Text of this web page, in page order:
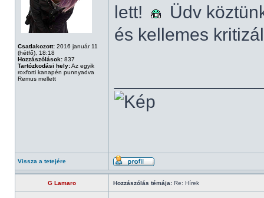
Csatlakozott: 2016 január 11
(hétfő), 18:18
Hozzászólások: 837
Tartózkodási hely:Az egyik
roxforti kanapén punnyadva
Remus mellett
lett!
Üdv
és kellemes
Vissza a tetejére
G Lamaro Hozzászólás témája: Re: Hírek